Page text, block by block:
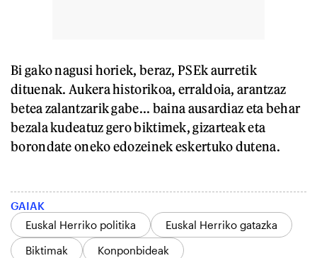
Bi gako nagusi horiek, beraz, PSEk aurretik
dituenak. Aukera historikoa, erraldoia, arantzaz
betea zalantzarik gabe... baina ausardiaz eta behar
bezala kudeatuz gero biktimek, gizarteak eta
borondate oneko edozeinek eskertuko dutena.
GAIAK
Euskal Herriko politika
Euskal Herriko gatazka
Biktimak
Konponbideak